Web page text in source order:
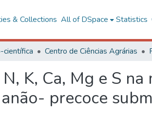
& Collections All of DSpace Statistics
científica Centro de Ciências Agrárias
K, Ca, Mg e S
precoce